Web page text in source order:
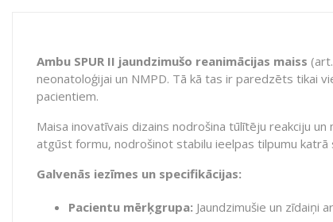
Ambu SPUR II jaundzimušo reanimācijas maiss
neonatoloģijai un NMPD. Tā kā tas ir paredzēts tikai
pacientiem.
Maisa inovatīvais dizains nodrošina tūlītēju reakciju
atgūst formu, nodrošinot stabilu ieelpas tilpumu katrā
Galvenās iezīmes un specifikācijas:
Pacientu mērķgrupa: Jaundzimušie un zīdaiņi